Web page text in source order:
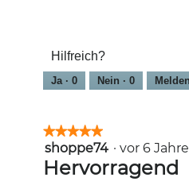
Hilfreich?
Ja · 0 Nein · 0 Melden
★★★★★
★★★★★
5
von
5
shoppe74 · vor 6
Hervorragend